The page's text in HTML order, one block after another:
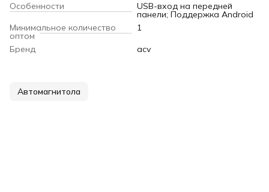
Особенности
USB-вход на передней
панели; Поддержка Android
Минимальное количество
оптом
1
Бренд
acv
Автомагнитола